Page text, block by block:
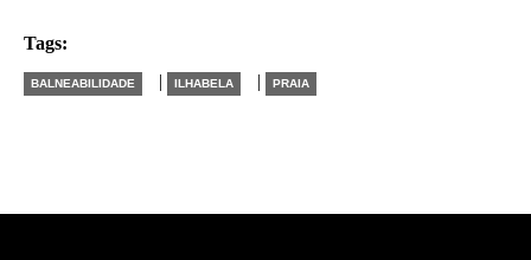
Tags:
BALNEABILIDADE | ILHABELA | PRAIA